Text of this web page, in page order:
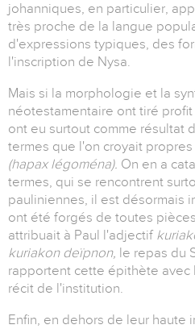
johanniques, en particulier,
très proche de la langue
d'expressions typiques, des
l'inscription de Nysa.
Mais si la morphologie et la
néotestamentaire ont tiré
ont eu surtout comme résultat
termes que l'on croyait
(hapax légoména). On en a
termes, qui se rencontrent
pauliniennes, il est désormais
ont été forgés de toutes
attribuait à Paul l'adjectif
kuriakon deïpnon, le repas du
rapportent cette épithète avec
récit de l'institution.
Enfin, en dehors de leur haute